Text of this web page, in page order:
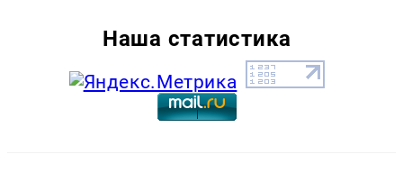
Наша статистика